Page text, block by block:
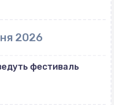
2026
фестиваль